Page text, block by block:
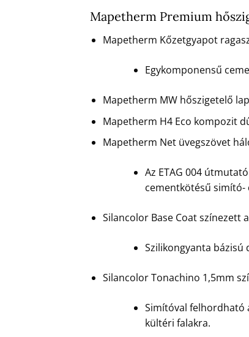
Mapetherm Premium
Mapetherm Kőzetgyapot
Egykomponensű
Mapetherm MW hőszigetelő
Mapetherm H4 Eco kompozit
Mapetherm Net üvegszövet
Az ETAG 004
cementkötésű simító-
Silancolor Base Coat színezett
Szilikongyanta
Silancolor Tonachino 1,5mm
Simítóval felhordható
kültéri falakra.